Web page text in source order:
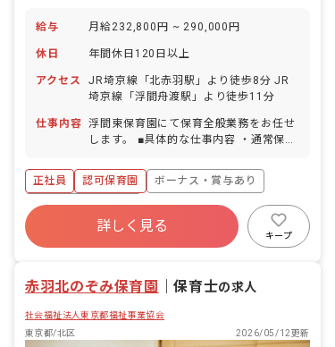
給与 月給232,800円 ~ 290,000円
休日 年間休日120日以上
アクセス
JR埼京線「北赤羽駅」より徒歩8分 JR
埼京線「浮間舟渡駅」より徒歩11分
仕事内容 浮間東保育園にて保育全般業務をお任せ
します。 ■具体的な仕事内容 ・通常保育
・保護者との面談 ・保育に関する企画・
立案など
正社員 認可保育園
ボーナス・賞与あり
年間休日120日以上
寮・住宅・家賃補助あり
社会保険完備
詳しく見る
キープ
赤羽北のぞみ保育園 ｜保育士の求人
社会福祉法人東京都福祉事業協会
東京都/北区
2026/05/12更新